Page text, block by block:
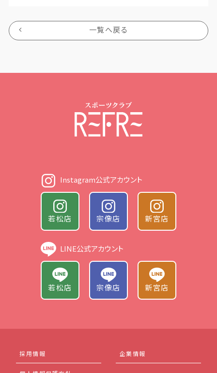
一覧へ戻る
Instagram公式アカウント
若松店 宗像店 新宮店
LINE公式アカウント
若松店 宗像店 新宮店
採用情報 企業情報